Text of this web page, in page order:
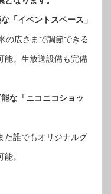
「イベントスペース」
の広さまで調節できる
能。生放送設備も完備
な「ニコニコショッ
た誰でもオリジナルグ
。